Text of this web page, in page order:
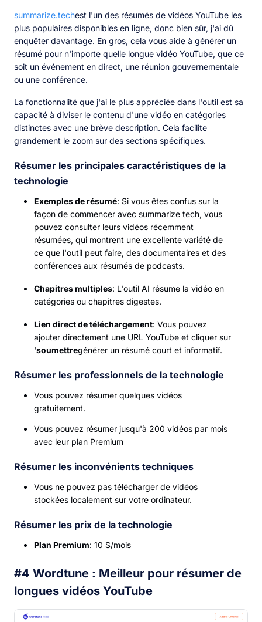
summarize.techest l'un des résumés de vidéos YouTube les
plus populaires disponibles en ligne, donc bien sûr, j'ai dû
enquêter davantage. En gros, cela vous aide à générer un
résumé pour n'importe quelle longue vidéo YouTube, que ce
soit un événement en direct, une réunion gouvernementale
ou une conférence.
La fonctionnalité que j'ai le plus appréciée dans l'outil est sa
capacité à diviser le contenu d'une vidéo en catégories
distinctes avec une brève description. Cela facilite
grandement le zoom sur des sections spécifiques.
Résumer les principales caractéristiques de la
technologie
Exemples de résumé: Si vous êtes confus sur la
façon de commencer avec summarize tech, vous
pouvez consulter leurs vidéos récemment
résumées, qui montrent une excellente variété de
ce que l'outil peut faire, des documentaires et des
conférences aux résumés de podcasts.
Chapitres multiples: L'outil AI résume la vidéo en
catégories ou chapitres digestes.
Lien direct de téléchargement: Vous pouvez
ajouter directement une URL YouTube et cliquer sur
'soumettregénérer un résumé court et informatif.
Résumer les professionnels de la technologie
Vous pouvez résumer quelques vidéos
gratuitement.
Vous pouvez résumer jusqu'à 200 vidéos par mois
avec leur plan Premium
Résumer les inconvénients techniques
Vous ne pouvez pas télécharger de vidéos
stockées localement sur votre ordinateur.
Résumer les prix de la technologie
Plan Premium: 10 $/mois
#4 Wordtune : Meilleur pour résumer de
longues vidéos YouTube